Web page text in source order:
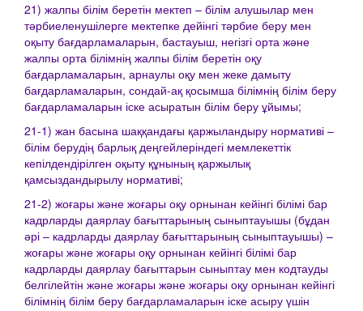
21) жалпы білім беретін мектеп – білім алушылар мен
тәрбиеленушілерге мектепке дейінгі тәрбие беру мен
оқыту бағдарламаларын, бастауыш, негізгі орта және
жалпы орта білімнің жалпы білім беретін оқу
бағдарламаларын, арнаулы оқу мен жеке дамыту
бағдарламаларын, сондай-ақ қосымша білімнің білім беру
бағдарламаларын іске асыратын білім беру ұйымы;
21-1) жан басына шаққандағы қаржыландыру нормативі –
білім берудің барлық деңгейлеріндегі мемлекеттік
кепілдендірілген оқыту құнының қаржылық
қамсыздандырылу нормативі;
21-2) жоғары және жоғары оқу орнынан кейінгі білімі бар
кадрларды даярлау бағыттарының сыныптауышы (бұдан
әрі – кадрларды даярлау бағыттарының сыныптауышы) –
жоғары және жоғары оқу орнынан кейінгі білімі бар
кадрларды даярлау бағыттарын сыныптау мен кодтауды
белгілейтін және жоғары және жоғары оқу орнынан кейінгі
білімнің білім беру бағдарламаларын іске асыру үшін